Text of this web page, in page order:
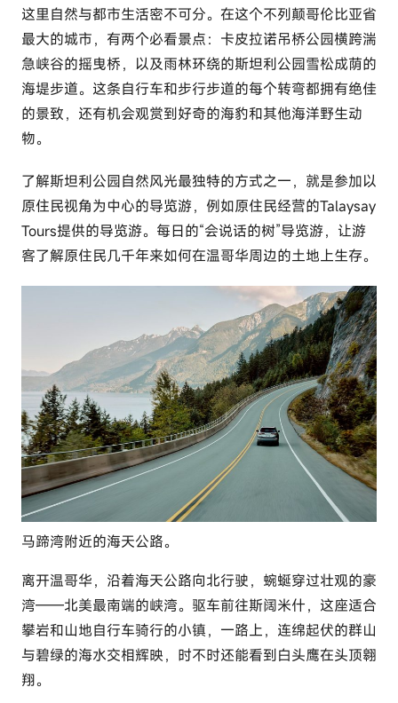
这里自然与都市生活密不可分。在这个不列颠哥伦比亚省
最大的城市，有两个必看景点： 卡皮拉诺吊桥公园横跨湍
急峡谷的摇曳桥，以及雨林环绕的斯坦利公园雪松成荫的
海堤步道。这条自行车和步行步道的每个转弯都拥有绝佳
的景致，还有机会观赏到好奇的海豹和其他海洋野生动
物。
了解斯坦利公园自然风光最独特的方式之一，就是参加以
原住民视角为中心的导览游，例如原住民经营的Talaysay
Tours提供的导览游。每日的“会说话的树”导览游，让游
客了解原住民几千年来如何在温哥华周边的土地上生存。
马蹄湾附近的海天公路。
离开温哥华，沿着海天公路向北行驶，蜿蜒穿过壮观的豪
湾——北美最南端的峡湾。驱车前往斯阔米什，这座适合
攀岩和山地自行车骑行的小镇，一路上， 连绵起伏的群山
与碧绿的海水交相辉映，时不时还能看到白头鹰在头顶翱
翔。